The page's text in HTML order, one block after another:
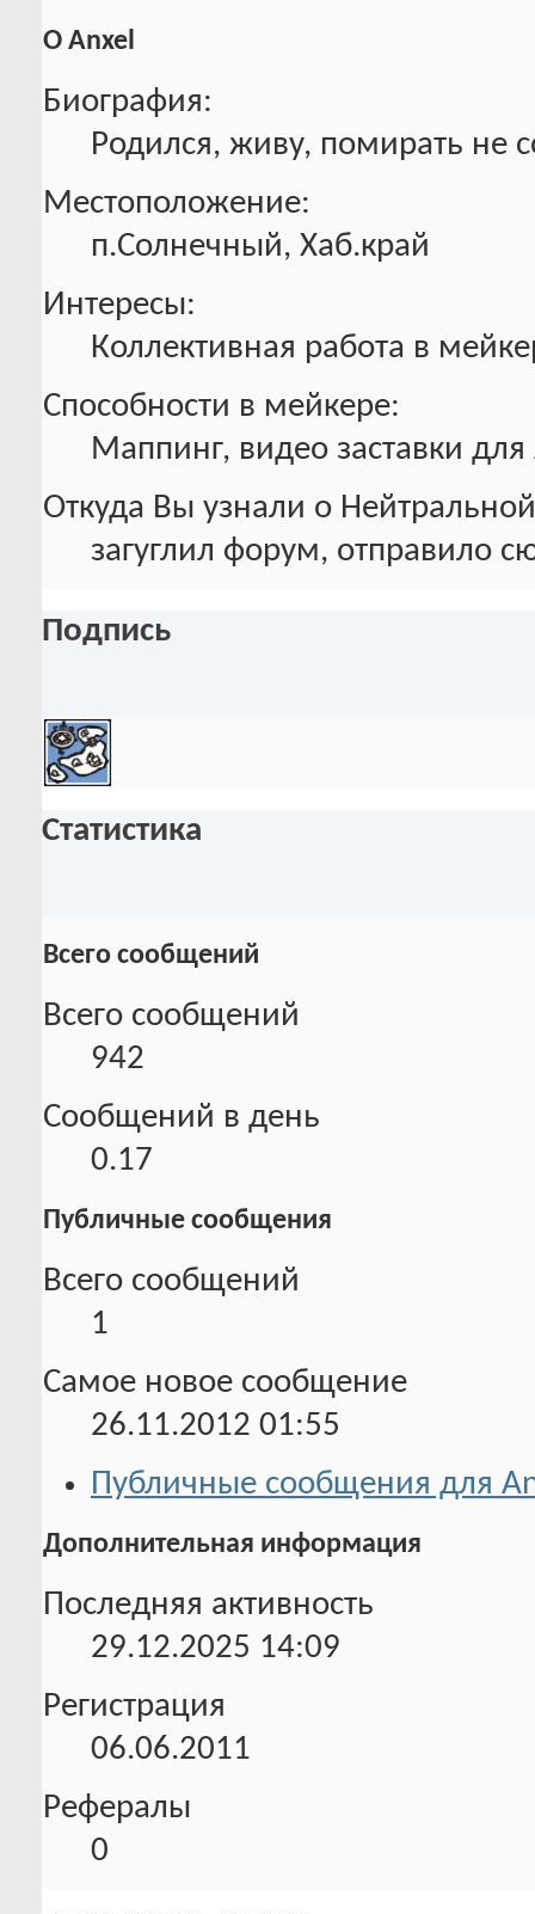
О Anxel
Биография:
Родился, живу, помирать не
Местоположение:
п.Солнечный, Хаб.край
Интересы:
Коллективная работа в
Способности в мейкере:
Маппинг, видео заставки для
Откуда Вы узнали о
загуглил форум, отправило
Подпись
Статистика
Всего сообщений
Всего сообщений
942
Сообщений в день
0.17
Публичные сообщения
Всего сообщений
1
Самое новое сообщение
26.11.2012 01:55
Публичные сообщения для
Дополнительная информация
Последняя активность
29.12.2025 14:09
Регистрация
06.06.2011
Рефералы
0